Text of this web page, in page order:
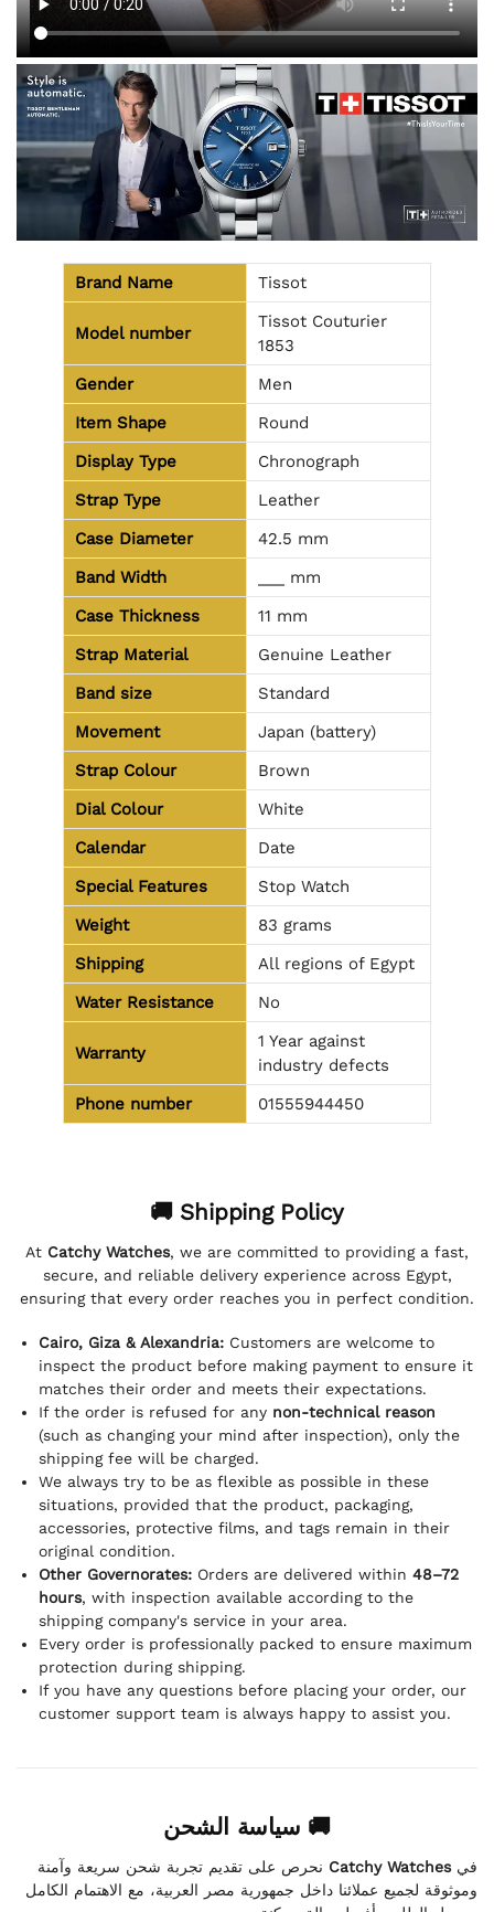
Brand Name Tissot
Model number
Tissot Couturier
1853
Gender
Men
Item Shape
Round
Display Type
Chronograph
Strap Type
Leather
Case Diameter
42.5 mm
Band Width
___ mm
Case Thickness
11 mm
Strap Material
Genuine Leather
Band size
Standard
Movement
Japan (battery)
Strap Colour
Brown
Dial Colour
White
Calendar
Date
Special Features
Stop Watch
Weight
83 grams
Shipping
All regions of Egypt
Water Resistance
No
Warranty
1 Year against
industry defects
Phone number
01555944450
🚚 Shipping Policy
At Catchy Watches, we are committed to providing a fast,
secure, and reliable delivery experience across Egypt,
ensuring that every order reaches you in perfect condition.
Cairo, Giza & Alexandria: Customers are welcome to
inspect the product before making payment to ensure it
matches their order and meets their expectations.
If the order is refused for any non-technical reason
(such as changing your mind after inspection), only the
shipping fee will be charged.
We always try to be as flexible as possible in these
situations, provided that the product, packaging,
accessories, protective films, and tags remain in their
original condition.
Other Governorates: Orders are delivered within 48–72
hours, with inspection available according to the
shipping company's service in your area.
Every order is professionally packed to ensure maximum
protection during shipping.
If you have any questions before placing your order, our
customer support team is always happy to assist you.
🚚 سياسة الشحن
فيCatchy Watches نحرص على تقديم تجربة شحن سريعة وآمنة
وموثوقة لجميع عملائنا داخل جمهورية مصر العربية، مع الاهتمام الكامل